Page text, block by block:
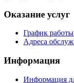
Оказание услуг
График
Адреса
Информация
Информация